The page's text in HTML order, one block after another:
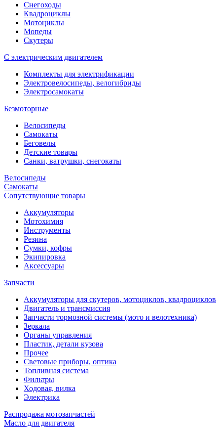
Снегоходы
Квадроциклы
Мотоциклы
Мопеды
Скутеры
С электрическим двигателем
Комплекты для электрификации
Электровелосипеды, велогибриды
Электросамокаты
Безмоторные
Велосипеды
Самокаты
Беговелы
Детские товары
Санки, ватрушки, снегокаты
Велосипеды
Самокаты
Сопутствующие товары
Аккумуляторы
Мотохимия
Инструменты
Резина
Сумки, кофры
Экипировка
Аксессуары
Запчасти
Аккумуляторы для скутеров, мотоциклов, квадроциклов
Двигатель и трансмиссия
Запчасти тормозной системы (мото и велотехника)
Зеркала
Органы управления
Пластик, детали кузова
Прочее
Световые приборы, оптика
Топливная система
Фильтры
Ходовая, вилка
Электрика
Распродажа мотозапчастей
Масло для двигателя